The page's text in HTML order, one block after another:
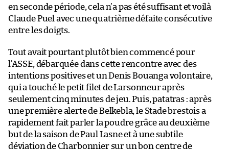
en seconde période, cela n’a pas été suffisant et voilà
Claude Puel avec une quatrième défaite consécutive
entre les doigts.
Tout avait pourtant plutôt bien commencé pour
l’ASSE, débarquée dans cette rencontre avec des
intentions positives et un Denis Bouanga volontaire,
qui a touché le petit filet de Larsonneur après
seulement cinq minutes de jeu. Puis, patatras : après
une première alerte de Belkebla, le Stade brestois a
rapidement fait parler la poudre grâce au deuxième
but de la saison de Paul Lasne et à une subtile
déviation de Charbonnier sur un bon centre de